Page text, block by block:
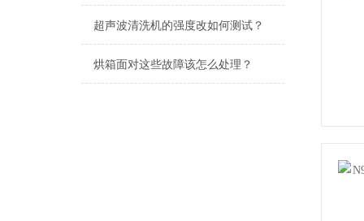
超声波清洗机的强度改如何测试？
烘箱面对这些故障该怎么处理？